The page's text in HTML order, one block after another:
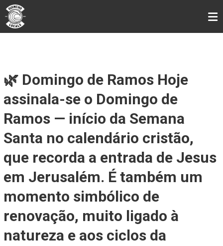
Skip
to
content
GUINCHO LOCALS
🌿 Domingo de Ramos Hoje
assinala-se o Domingo de
Ramos — início da Semana
Santa no calendário cristão,
que recorda a entrada de Jesus
em Jerusalém. É também um
momento simbólico de
renovação, muito ligado à
natureza e aos ciclos da